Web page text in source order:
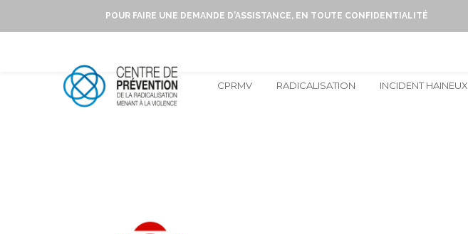
POUR FAIRE UNE DEMANDE D'ASSISTANCE, EN TOUTE CONFIDENTIALITÉ
CPRMV RADICALISATION INCIDENT HAINEUX